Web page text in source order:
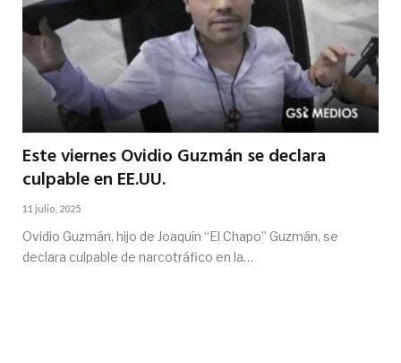
Este viernes Ovidio Guzmán se declara
culpable en EE.UU.
11 julio, 2025
Ovidio Guzmán, hijo de Joaquín “El Chapo” Guzmán, se
declara culpable de narcotráfico en la…